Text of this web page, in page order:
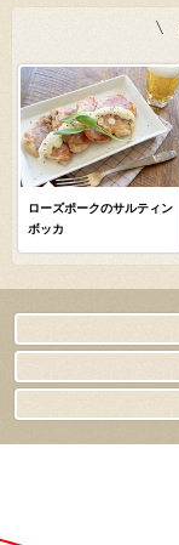
ローズポークのサルティン
ボッカ